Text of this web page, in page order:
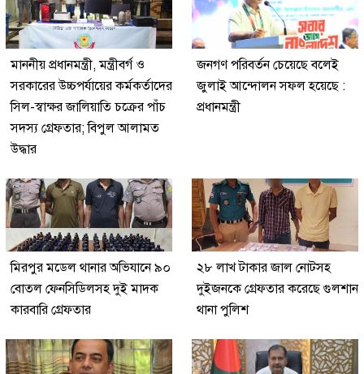
মাননীয় প্রধানমন্ত্রী, মন্ত্রীবর্গ ও
সরকারের উচ্চপর্যায়ের কর্মকর্তাদের
সিল-স্বাক্ষর জালিয়াতি চক্রের পাঁচ
সদস্য গ্রেফতার; বিপুল আলামত
উদ্ধার
জনগণ পরিবর্তন চেয়েছে বলেই
জুলাই আন্দোলন সফল হয়েছে :
প্রধানমন্ত্রী
মিরপুর মডেল থানার অভিযানে ৯০
বোতল ফেনসিডিলসহ দুই মাদক
কারবারি গ্রেফতার
২৮ লাখ টাকার জাল নোটসহ
দুইজনকে গ্রেফতার করেছে গুলশান
থানা পুলিশ